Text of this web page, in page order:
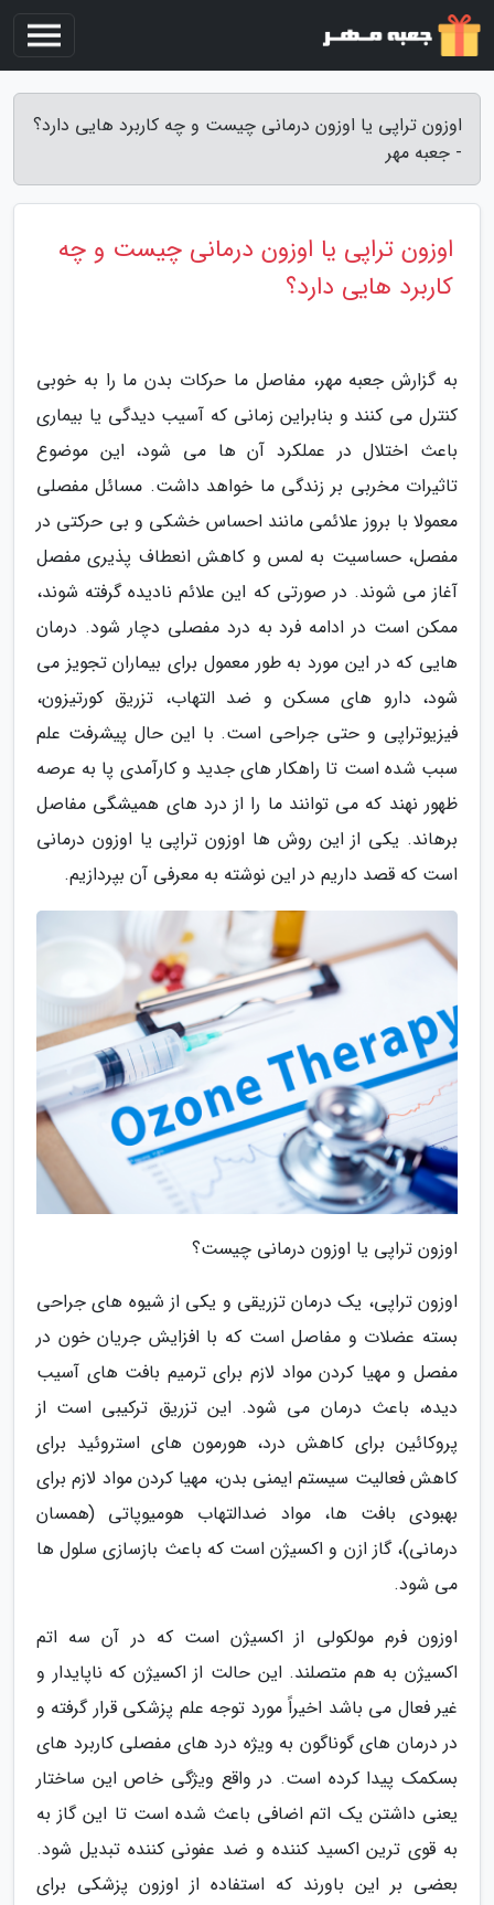
اوزون تراپی یا اوزون درمانی چیست و چه کاربرد هایی دارد؟
- جعبه مهر
اوزون تراپی یا اوزون درمانی چیست و چه
کاربرد هایی دارد؟
به گزارش جعبه مهر، مفاصل ما حرکات بدن ما را به خوبی
کنترل می کنند و بنابراین زمانی که آسیب دیدگی یا بیماری
باعث اختلال در عملکرد آن ها می شود، این موضوع
تاثیرات مخربی بر زندگی ما خواهد داشت. مسائل مفصلی
معمولا با بروز علائمی مانند احساس خشکی و بی حرکتی در
مفصل، حساسیت به لمس و کاهش انعطاف پذیری مفصل
آغاز می شوند. در صورتی که این علائم نادیده گرفته شوند،
ممکن است در ادامه فرد به درد مفصلی دچار شود. درمان
هایی که در این مورد به طور معمول برای بیماران تجویز می
شود، دارو های مسکن و ضد التهاب، تزریق کورتیزون،
فیزیوتراپی و حتی جراحی است. با این حال پیشرفت علم
سبب شده است تا راهکار های جدید و کارآمدی پا به عرصه
ظهور نهند که می توانند ما را از درد های همیشگی مفاصل
برهاند. یکی از این روش ها اوزون تراپی یا اوزون درمانی
است که قصد داریم در این نوشته به معرفی آن بپردازیم.
اوزون تراپی یا اوزون درمانی چیست؟
اوزون تراپی، یک درمان تزریقی و یکی از شیوه های جراحی
بسته عضلات و مفاصل است که با افزایش جریان خون در
مفصل و مهیا کردن مواد لازم برای ترمیم بافت های آسیب
دیده، باعث درمان می شود. این تزریق ترکیبی است از
پروکائین برای کاهش درد، هورمون های استروئید برای
کاهش فعالیت سیستم ایمنی بدن، مهیا کردن مواد لازم برای
بهبودی بافت ها، مواد ضدالتهاب هومیوپاتی (همسان
درمانی)، گاز ازن و اکسیژن است که باعث بازسازی سلول ها
می شود.
اوزون فرم مولکولی از اکسیژن است که در آن سه اتم
اکسیژن به هم متصلند. این حالت از اکسیژن که ناپایدار و
غیر فعال می باشد اخیراً مورد توجه علم پزشکی قرار گرفته و
در درمان های گوناگون به ویژه درد های مفصلی کاربرد های
بسکمک پیدا کرده است. در واقع ویژگی خاص این ساختار
یعنی داشتن یک اتم اضافی باعث شده است تا این گاز به
به قوی ترین اکسید کننده و ضد عفونی کننده تبدیل شود.
بعضی بر این باورند که استفاده از اوزون پزشکی برای